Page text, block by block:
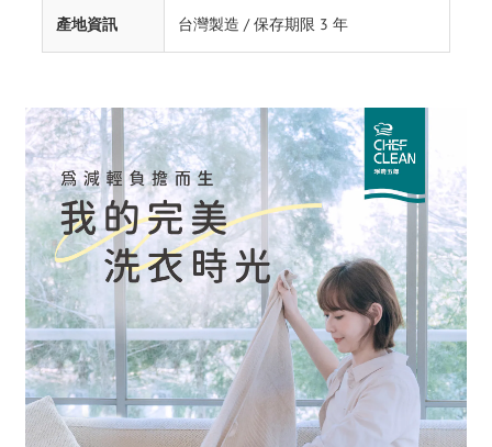
產地資訊 台灣製造 / 保存期限 3 年